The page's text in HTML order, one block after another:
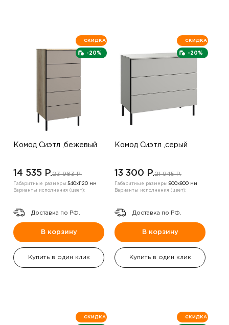
-20%
СКИДКА
Комод Сиэтл ,бежевый
14 535 P.23 983 P.
Габаритные размеры:540х1120 мм
Варианты исполнения (цвет):
Доставка по РФ.
В корзину
Купить в один клик
-20%
СКИДКА
Комод Сиэтл ,серый
13 300 P.21 945 P.
Габаритные размеры:900х800 мм
Варианты исполнения (цвет):
Доставка по РФ.
В корзину
Купить в один клик
СКИДКА СКИДКА